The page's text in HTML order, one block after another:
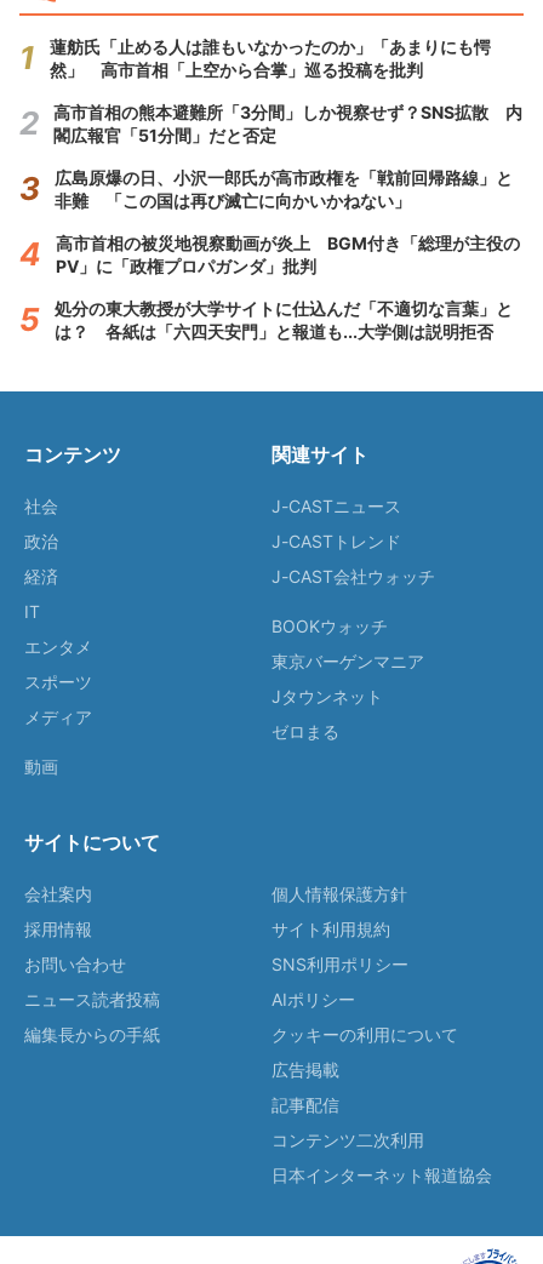
蓮舫氏「止める人は誰もいなかったのか」「あまりにも愕
然」 高市首相「上空から合掌」巡る投稿を批判
高市首相の熊本避難所「3分間」しか視察せず？SNS拡散 内
閣広報官「51分間」だと否定
広島原爆の日、小沢一郎氏が高市政権を「戦前回帰路線」と
非難 「この国は再び滅亡に向かいかねない」
高市首相の被災地視察動画が炎上 BGM付き「総理が主役の
PV」に「政権プロパガンダ」批判
処分の東大教授が大学サイトに仕込んだ「不適切な言葉」と
は？ 各紙は「六四天安門」と報道も...大学側は説明拒否
コンテンツ
社会
政治
経済
IT
エンタメ
スポーツ
メディア
動画
関連サイト
J-CASTニュース
J-CASTトレンド
J-CAST会社ウォッチ
BOOKウォッチ
東京バーゲンマニア
Jタウンネット
ゼロまる
サイトについて
会社案内
採用情報
お問い合わせ
ニュース読者投稿
編集長からの手紙
個人情報保護方針
サイト利用規約
SNS利用ポリシー
AIポリシー
クッキーの利用について
広告掲載
記事配信
コンテンツ二次利用
日本インターネット報道協会